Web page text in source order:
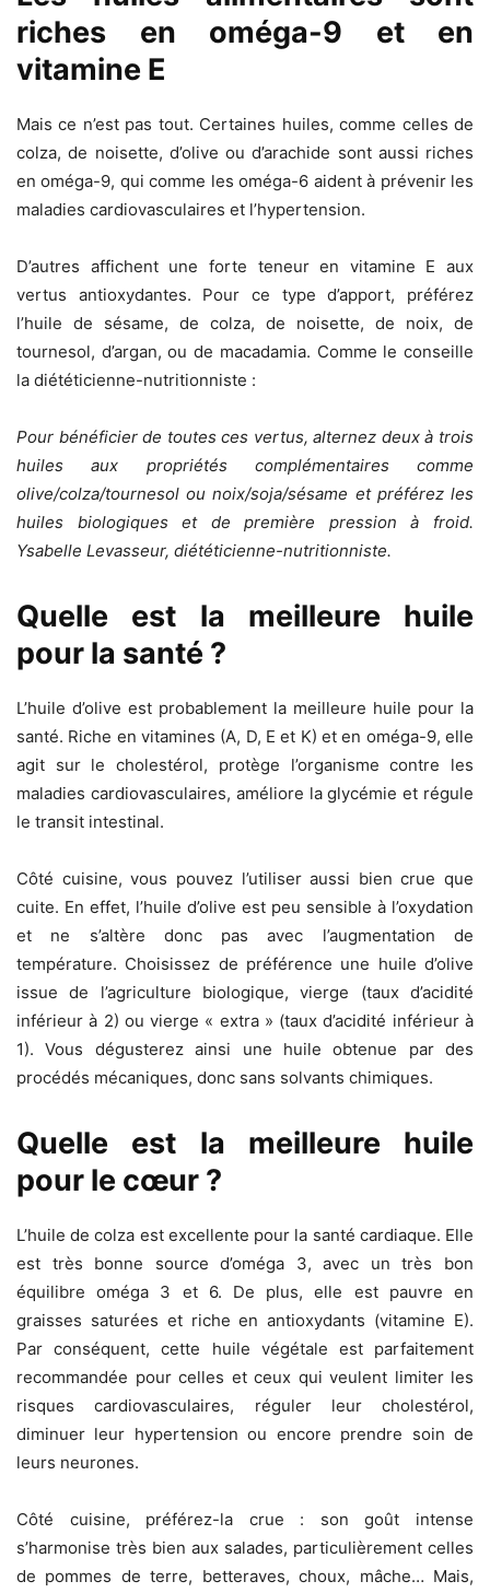
riches en oméga-9 et en
vitamine E
Mais ce n’est pas tout. Certaines huiles, comme celles de
colza, de noisette, d’olive ou d’arachide sont aussi riches
en oméga-9, qui comme les oméga-6 aident à prévenir les
maladies cardiovasculaires et l’hypertension.
D’autres affichent une forte teneur en vitamine E aux
vertus antioxydantes. Pour ce type d’apport, préférez
l’huile de sésame, de colza, de noisette, de noix, de
tournesol, d’argan, ou de macadamia. Comme le conseille
la diététicienne-nutritionniste :
Pour bénéficier de toutes ces vertus, alternez deux à trois
huiles aux propriétés complémentaires comme
olive/colza/tournesol ou noix/soja/sésame et préférez les
huiles biologiques et de première pression à froid.
Ysabelle Levasseur, diététicienne-nutritionniste.
Quelle est la meilleure huile
pour la santé ?
L’huile d’olive est probablement la meilleure huile pour la
santé. Riche en vitamines (A, D, E et K) et en oméga-9, elle
agit sur le cholestérol, protège l’organisme contre les
maladies cardiovasculaires, améliore la glycémie et régule
le transit intestinal.
Côté cuisine, vous pouvez l’utiliser aussi bien crue que
cuite. En effet, l’huile d’olive est peu sensible à l’oxydation
et ne s’altère donc pas avec l’augmentation de
température. Choisissez de préférence une huile d’olive
issue de l’agriculture biologique, vierge (taux d’acidité
inférieur à 2) ou vierge « extra » (taux d’acidité inférieur à
1). Vous dégusterez ainsi une huile obtenue par des
procédés mécaniques, donc sans solvants chimiques.
Quelle est la meilleure huile
pour le cœur ?
L’huile de colza est excellente pour la santé cardiaque. Elle
est très bonne source d’oméga 3, avec un très bon
équilibre oméga 3 et 6. De plus, elle est pauvre en
graisses saturées et riche en antioxydants (vitamine E).
Par conséquent, cette huile végétale est parfaitement
recommandée pour celles et ceux qui veulent limiter les
risques cardiovasculaires, réguler leur cholestérol,
diminuer leur hypertension ou encore prendre soin de
leurs neurones.
Côté cuisine, préférez-la crue : son goût intense
s’harmonise très bien aux salades, particulièrement celles
de pommes de terre, betteraves, choux, mâche… Mais,